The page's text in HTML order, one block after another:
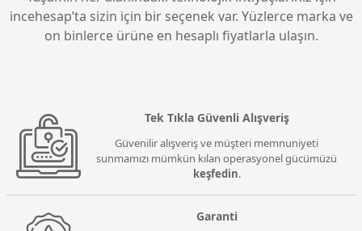
incehesap’ta sizin için bir seçenek var. Yüzlerce marka ve
on binlerce ürüne en hesaplı fiyatlarla ulaşın.
Tek Tıkla Güvenli Alışveriş
Güvenilir alışveriş ve müşteri memnuniyeti
sunmamızı mümkün kılan operasyonel gücümüzü
keşfedin.
Garanti